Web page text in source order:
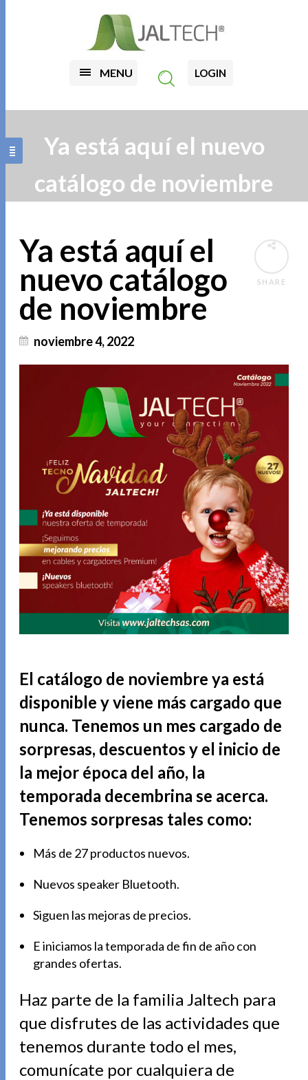
MENU LOGIN
Ya está aquí el nuevo
catálogo de noviembre
SHARE
Ya está aquí el
nuevo catálogo
de noviembre
noviembre 4, 2022
El catálogo de noviembre ya está
disponible y viene más cargado que
nunca. Tenemos un mes cargado de
sorpresas, descuentos y el inicio de
la mejor época del año, la
temporada decembrina se acerca.
Tenemos sorpresas tales como:
Más de 27 productos nuevos.
Nuevos speaker Bluetooth.
Siguen las mejoras de precios.
E iniciamos la temporada de fin de año con
grandes ofertas.
Haz parte de la familia Jaltech para
que disfrutes de las actividades que
tenemos durante todo el mes,
comunícate por cualquiera de